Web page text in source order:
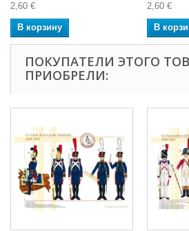
2,60 €
В корзину
2,60 €
В
ПОКУПАТЕЛИ ЭТОГО
ПРИОБРЕЛИ: